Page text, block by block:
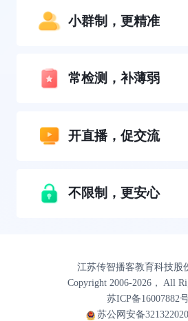
小群制，更精准
常检测，补薄弱
开直播，促交流
不限制，更安心
江苏传智播客教育科技股
Copyright 2006-2026， All
苏ICP备16007882
苏公网安备